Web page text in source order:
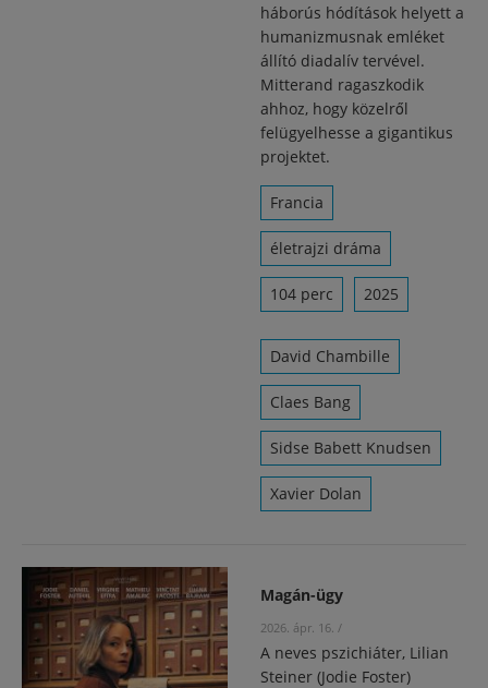
háborús hódítások helyett a
humanizmusnak emléket
állító diadalív tervével.
Mitterand ragaszkodik
ahhoz, hogy közelről
felügyelhesse a gigantikus
projektet.
Francia
életrajzi dráma
104 perc 2025
David Chambille
Claes Bang
Sidse Babett Knudsen
Xavier Dolan
Magán-ügy
2026. ápr. 16. /
A neves pszichiáter, Lilian
Steiner (Jodie Foster)